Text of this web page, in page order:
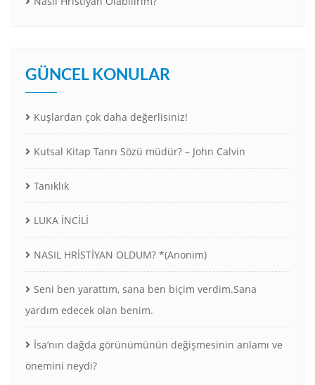
GÜNCEL KONULAR
Kuşlardan çok daha değerlisiniz!
Kutsal Kitap Tanrı Sözü müdür? – John Calvin
Tanıklık
LUKA İNCİLİ
NASIL HRİSTİYAN OLDUM? *(Anonim)
Seni ben yarattım, sana ben biçim verdim.Sana
yardım edecek olan benim.
İsa’nın dağda görünümünün değişmesinin anlamı ve
önemini neydi?